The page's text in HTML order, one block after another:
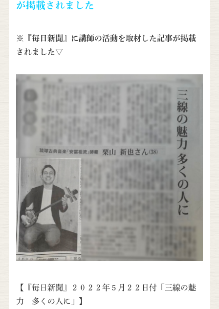
が掲載されました
※『毎日新聞』に講師の活動を取材した記事が掲載
されました▽
【『毎日新聞』２０２２年５月２２日付「三線の魅
力 多くの人に」】